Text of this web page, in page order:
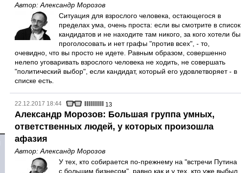
Автор: Александр Морозов
Ситуация для взрослого человека, остающегося в
пределах ума, очень проста: если вы смотрите в список
кандидатов и не находите там никого, за кого хотели бы
проголосовать и нет графы "против всех", - то,
очевидно, что вы просто не идете. Равным образом, совершенно
нелепо уговаривать взрослого человека не ходить, не совершать
"политический выбор", если кандидат, который его удовлетворяет - в
списке есть.
22.12.2017 18:44 13
Александр Морозов: Большая группа умных,
ответственных людей, у которых произошла
афазия
Автор: Александр Морозов
У тех, кто собирается по-прежнему на "встречи Путина
с большим бизнесом", равно как и у тех, кто уже выбыл